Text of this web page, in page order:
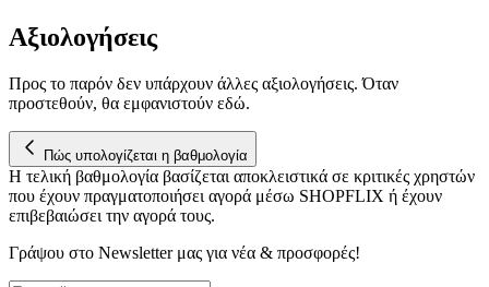
Αξιολογήσεις
Προς το παρόν δεν υπάρχουν άλλες αξιολογήσεις. Όταν
προστεθούν, θα εμφανιστούν εδώ.
Πώς υπολογίζεται η βαθμολογία
Η τελική βαθμολογία βασίζεται αποκλειστικά σε κριτικές χρηστών
που έχουν πραγματοποιήσει αγορά μέσω SHOPFLIX ή έχουν
επιβεβαιώσει την αγορά τους.
Γράψου στο Νewsletter μας για νέα & προσφορές!